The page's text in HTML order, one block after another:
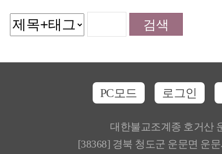
PC모드 로그인
대한불교조계종 호거산
[38368] 경북 청도군 운문면 운